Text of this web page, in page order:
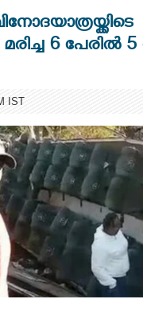
6 പേരില്‍
IST